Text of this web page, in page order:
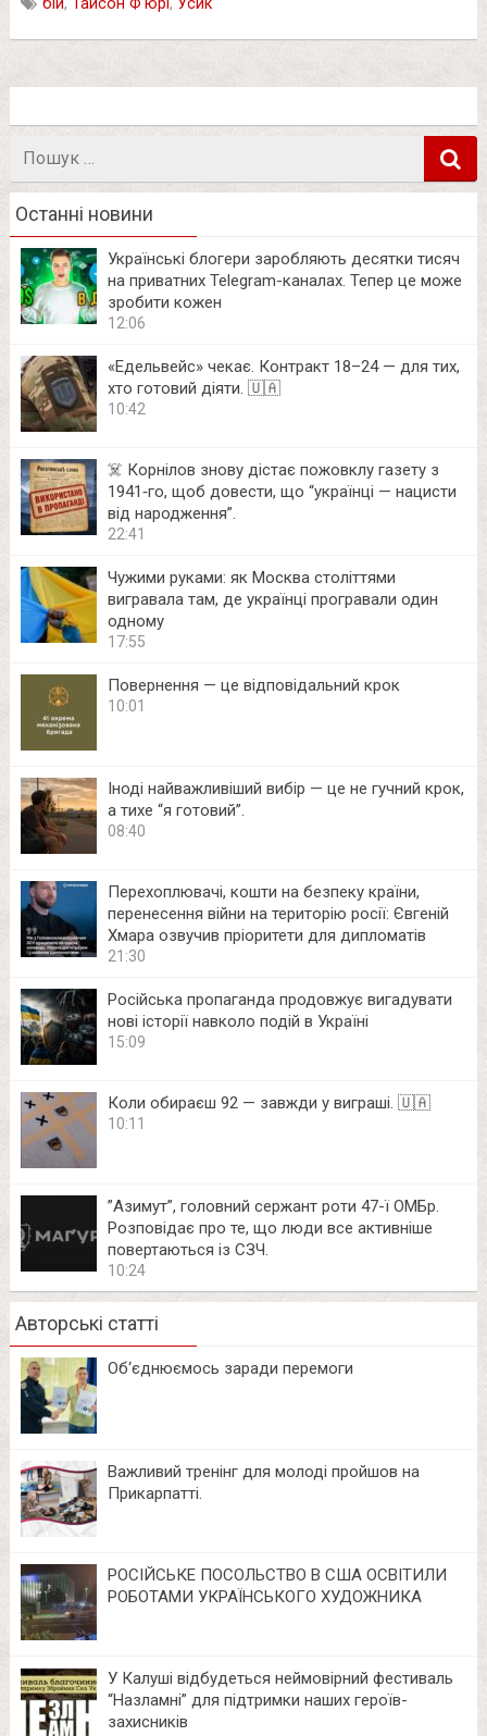
Останні новини
Українські блогери заробляють десятки тисяч
на приватних Telegram-каналах. Тепер це може
зробити кожен
12:06
«Едельвейс» чекає. Контракт 18–24 — для тих,
хто готовий діяти. 🇺🇦
10:42
☠️ Корнілов знову дістає пожовклу газету з
1941‑го, щоб довести, що “українці — нацисти
від народження”.
22:41
Чужими руками: як Москва століттями
вигравала там, де українці програвали один
одному
17:55
Повернення — це відповідальний крок
10:01
Іноді найважливіший вибір — це не гучний крок,
а тихе “я готовий”.
08:40
Перехоплювачі, кошти на безпеку країни,
перенесення війни на територію росії: Євгеній
Хмара озвучив пріоритети для дипломатів
21:30
Російська пропаганда продовжує вигадувати
нові історії навколо подій в Україні
15:09
Коли обираєш 92 — завжди у виграші. 🇺🇦
10:11
⁨”Азимут”, головний сержант роти 47-ї ОМБр.
Розповідає про те, що люди все активніше
повертаються із СЗЧ.
10:24
Авторські статті
Об‘єднюємось заради перемоги
Важливий тренінг для молоді пройшов на
Прикарпатті.
РОСІЙСЬКЕ ПОСОЛЬСТВО В США ОСВІТИЛИ
РОБОТАМИ УКРАЇНСЬКОГО ХУДОЖНИКА
У Калуші відбудеться неймовірний фестиваль
“Назламні” для підтримки наших героїв-
захисників